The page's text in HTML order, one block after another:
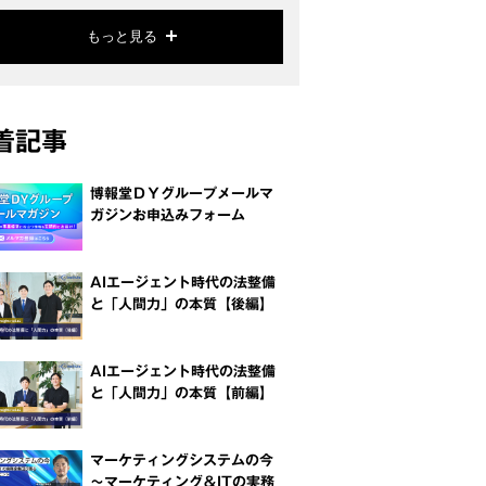
もっと見る
記事
博報堂ＤＹグループメールマ
ガジンお申込みフォーム
AIエージェント時代の法整備
と「人間力」の本質【後編】
AIエージェント時代の法整備
と「人間力」の本質【前編】
マーケティングシステムの今
～マーケティング＆ITの実務